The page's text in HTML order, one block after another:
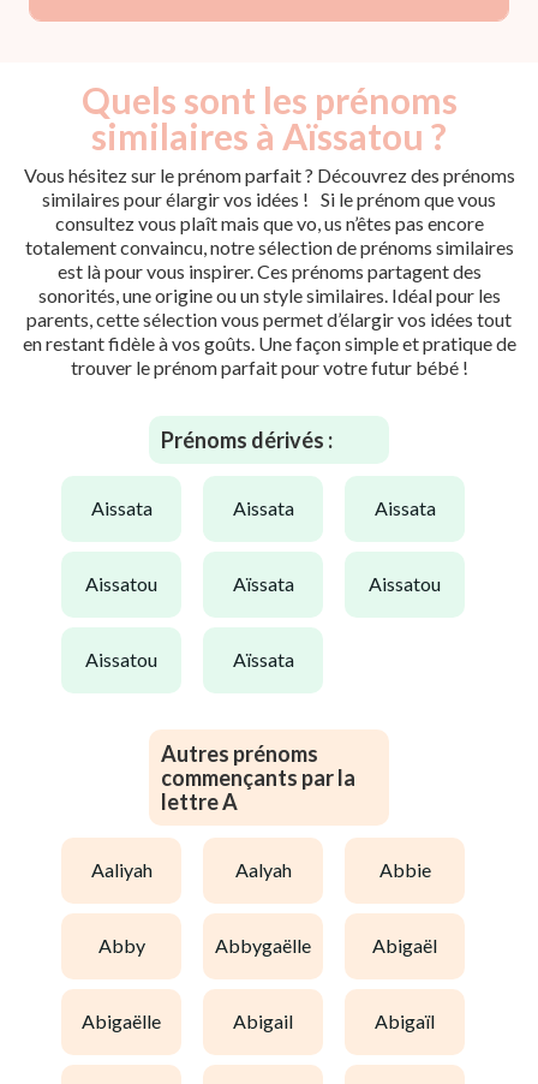
Quels sont les prénoms
similaires à Aïssatou ?
Vous hésitez sur le prénom parfait ? Découvrez des prénoms
similaires pour élargir vos idées ! Si le prénom que vous
consultez vous plaît mais que vo, us n’êtes pas encore
totalement convaincu, notre sélection de prénoms similaires
est là pour vous inspirer. Ces prénoms partagent des
sonorités, une origine ou un style similaires. Idéal pour les
parents, cette sélection vous permet d’élargir vos idées tout
en restant fidèle à vos goûts. Une façon simple et pratique de
trouver le prénom parfait pour votre futur bébé !
Prénoms dérivés :
aissata aissata aissata
aissatou aïssata aissatou
aissatou aïssata
Autres prénoms
commençants par la
lettre A
aaliyah aalyah abbie
abby abbygaëlle abigaël
abigaëlle abigail abigaïl